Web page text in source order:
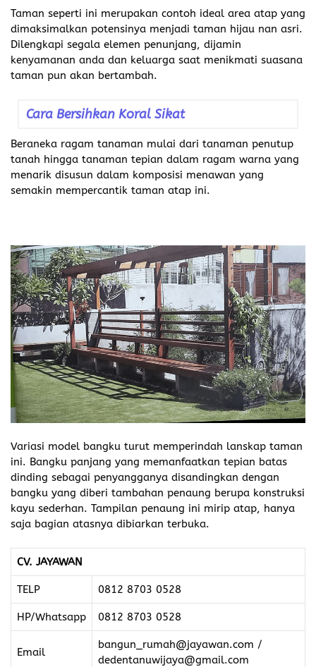
Taman seperti ini merupakan contoh ideal area atap yang
dimaksimalkan potensinya menjadi taman hijau nan asri.
Dilengkapi segala elemen penunjang, dijamin
kenyamanan anda dan keluarga saat menikmati suasana
taman pun akan bertambah.
Cara Bersihkan Koral Sikat
Beraneka ragam tanaman mulai dari tanaman penutup
tanah hingga tanaman tepian dalam ragam warna yang
menarik disusun dalam komposisi menawan yang
semakin mempercantik taman atap ini.
Variasi model bangku turut memperindah lanskap taman
ini. Bangku panjang yang memanfaatkan tepian batas
dinding sebagai penyangganya disandingkan dengan
bangku yang diberi tambahan penaung berupa konstruksi
kayu sederhan. Tampilan penaung ini mirip atap, hanya
saja bagian atasnya dibiarkan terbuka.
CV. JAYAWAN
TELP 0812 8703 0528
HP/Whatsapp 0812 8703 0528
Email
bangun_rumah@jayawan.com /
dedentanuwijaya@gmail.com